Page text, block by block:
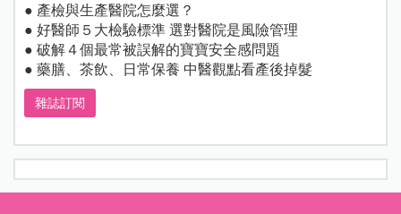
● 產檢與生產醫院怎麼選？
● 好醫師５大檢驗標準 選對醫院是風險管理
● 破解４個最常被誤解的寶寶安全感問題
● 藥膳、茶飲、日常保養 中醫觀點看產後掉髮
雜誌訂閱